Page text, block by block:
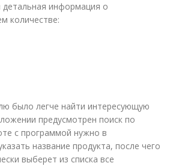
детальная информация о
количестве:
было легче найти интересующую
предусмотрен поиск по
с программой нужно в
название продукта, после чего
выберет из списка все